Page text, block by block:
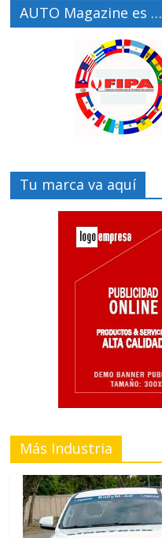
AUTO Magazine es …
Tu marca va aquí
Más Industria